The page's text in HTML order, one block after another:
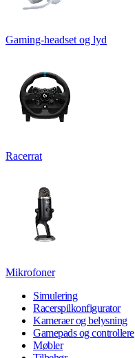
Gaming-headset og lyd
Racerrat
Mikrofoner
Simulering
Racerspilkonfigurator
Kameraer og belysning
Gamepads og controllere
Møbler